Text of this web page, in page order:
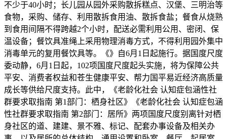
不少于40小时；长儿园从园外采购散拆糕点、汉堡、三明治等
食物，采购、储存、利用散拆食用油、散拆食盐；餐食从烧熟
到食用间隔不得跨越2个小时，配送必需利用公用、密闭、保
温设备；餐饮具准绳上采用物理消毒方式，不得利用园外集中
消毒单元的复用餐饮具等。《》自6月1日起施行。据国度尺度
委动静，6月1日起，102项国度尺度起头实施，将为保障公共
平安、消费者权益和苍生健康平安、帮力国平易近经济高质量
成长等供给尺度支持。此中，《老龄化社会 认知症包涵性社
群要求取指南 第1部门：栖身社区》《老龄化社会 认知症包涵
性社群要求取指南 第2部门：居所》两项国度尺度别离针对栖
身社区的道、建建、景不雅、标记、配套办事设备及相关办